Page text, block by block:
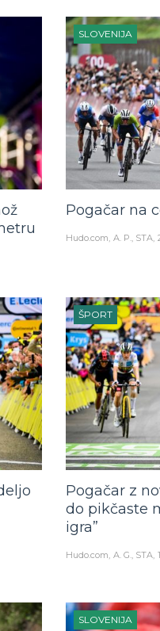
SLOVENIJA
Pogačar na
Hudo.com A. P., STA
ŠPORT
Pogačar z
do pikčaste
igra”
Hudo.com A. G., STA
SLOVENIJA